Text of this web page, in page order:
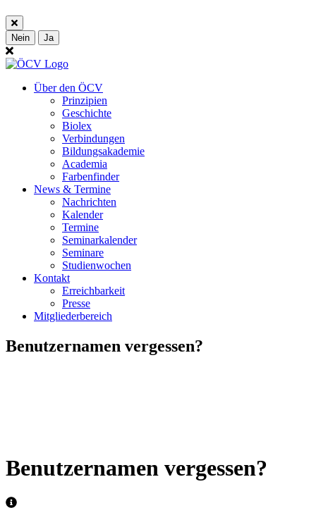
Nein Ja
Über den ÖCV
Prinzipien
Geschichte
Biolex
Verbindungen
Bildungsakademie
Academia
Farbenfinder
News & Termine
Nachrichten
Kalender
Termine
Seminarkalender
Seminare
Studienwochen
Kontakt
Erreichbarkeit
Presse
Mitgliederbereich
Benutzernamen vergessen?
Benutzernamen vergessen?